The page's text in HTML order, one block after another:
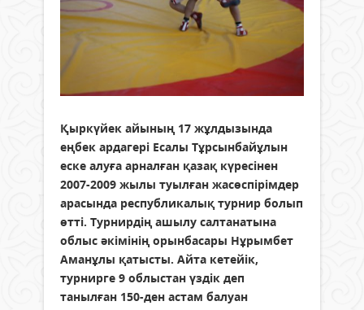
Қыркүйек айының 17 жұлдызында
еңбек ардагері Есалы Тұрсынбайұлын
еске алуға арналған қазақ күресінен
2007-2009 жылы туылған жасөспірімдер
арасында республикалық турнир болып
өтті. Турнирдің ашылу салтанатына
облыс әкімінің орынбасары Нұрымбет
Аманұлы қатысты. Айта кетейік,
турнирге 9 облыстан үздік деп
танылған 150-ден астам балуан